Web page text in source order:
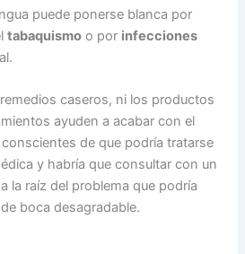
puede ponerse blanca por
tabaquismo o por infecciones
caseros, ni los productos
ayuden a acabar con el
de que podría tratarse
y habría que consultar con un
la raíz del problema que podría
boca desagradable.